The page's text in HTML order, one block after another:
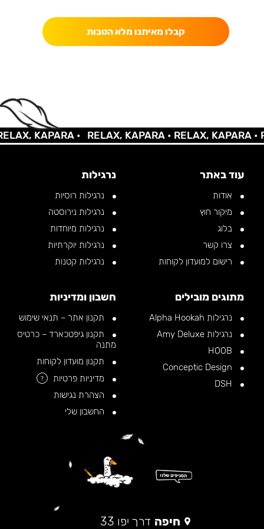
קבלו מאיתנו מלא הטבות
KAPARA • RELAX, KAPARA •RELAX, KAPARA •
עוד באתר
אודות
מיקור חוץ
בלוג
צרו קשר
רישום למועדון לקוחות
נרגילות
נרגילות רוסיות
נרגילות נירוסטה
נרגילות מיוחדות
נרגילות יוקרתיות
נרגילות קטנות
מתוגים מובילים
נרגילות Alpha Hookah
נרגילות Amy Deluxe
חשבון ומדיניות
תקנון אתר – תנאי שימוש
תקנון גיפטכארד – כרטיס
מתנה
תקנון מועדון לקוחות
מדיניות פרטיות
?
הצהרת נגישות
החשבון שלי
חיפה דרך יפו 33